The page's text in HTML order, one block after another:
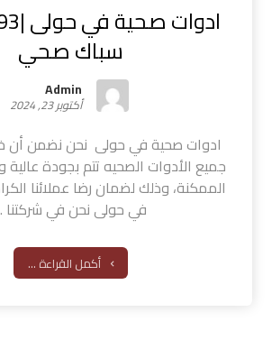
سباك صحي
Admin
أكتوبر 23, 2024
ادوات صحية في حولى نحن نضمن أن
جميع الأدوات الصحيه تتم بجودة عالية
الممكنة، وذلك لضمان رضا عملائنا
في حولى نحن في شركتنا
أكمل القراءة ...